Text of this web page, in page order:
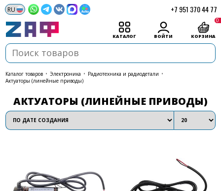
+7 951 370 44 77
КАТАЛОГ ВОЙТИ КОРЗИНА
0
каталог товаров • Электроника • Радиотехника и радиодетали •
Актуаторы (линейные приводы)
АКТУАТОРЫ (ЛИНЕЙНЫЕ ПРИВОДЫ)